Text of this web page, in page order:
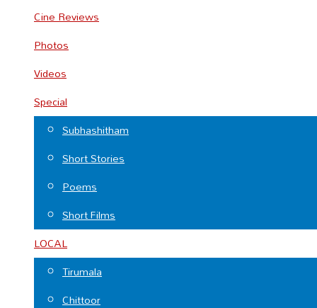
Cine Reviews
Photos
Videos
Special
Subhashitham
Short Stories
Poems
Short Films
LOCAL
Tirumala
Chittoor